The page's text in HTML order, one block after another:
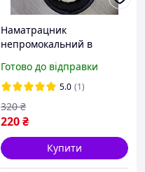
Наматрацник
непромокальний в
новонароджених
Готово до відправки
5.0 (1)
220₴
320 ₴
Купити